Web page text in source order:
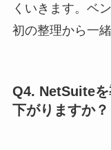
くいきます。ベ
初の整理から一
Q4. NetSuite
下がりますか？